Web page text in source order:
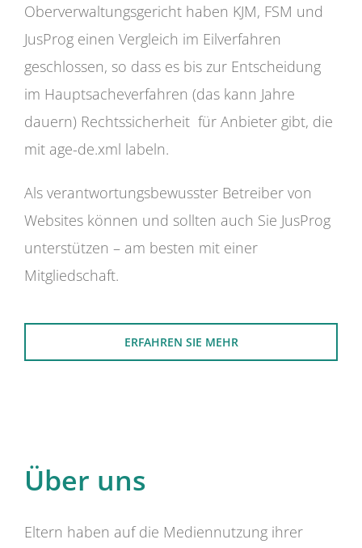
Oberverwaltungsgericht haben KJM, FSM und
JusProg einen Vergleich im Eilverfahren
geschlossen, so dass es bis zur Entscheidung
im Hauptsacheverfahren (das kann Jahre
dauern) Rechtssicherheit für Anbieter gibt, die
mit age-de.xml labeln.
Als verantwortungsbewusster Betreiber von
Websites können und sollten auch Sie JusProg
unterstützen – am besten mit einer
Mitgliedschaft.
ERFAHREN SIE MEHR
Über uns
Eltern haben auf die Mediennutzung ihrer